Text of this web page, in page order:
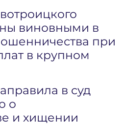
виновными в
при
в крупном
в суд
о
и хищении